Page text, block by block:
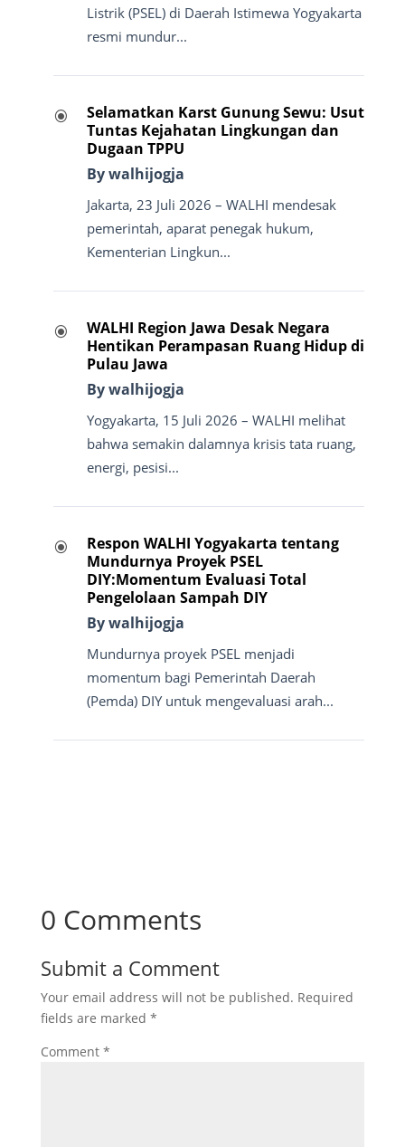
Listrik (PSEL) di Daerah Istimewa Yogyakarta
resmi mundur...
\
Selamatkan Karst Gunung Sewu: Usut
Tuntas Kejahatan Lingkungan dan
Dugaan TPPU
By walhijogja
Jakarta, 23 Juli 2026 – WALHI mendesak
pemerintah, aparat penegak hukum,
Kementerian Lingkun...
\
WALHI Region Jawa Desak Negara
Hentikan Perampasan Ruang Hidup di
Pulau Jawa
By walhijogja
Yogyakarta, 15 Juli 2026 – WALHI melihat
bahwa semakin dalamnya krisis tata ruang,
energi, pesisi...
\
Respon WALHI Yogyakarta tentang
Mundurnya Proyek PSEL
DIY:Momentum Evaluasi Total
Pengelolaan Sampah DIY
By walhijogja
Mundurnya proyek PSEL menjadi
momentum bagi Pemerintah Daerah
(Pemda) DIY untuk mengevaluasi arah...
0 Comments
Submit a Comment
Your email address will not be published. Required
fields are marked *
Comment *